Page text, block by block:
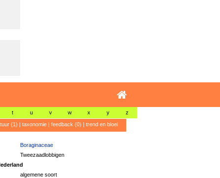
t u v w x y z
(1) | taxonomie| feedback (0) | trend en bloei
Boraginaceae
Tweezaadlobbigen
algemene soort